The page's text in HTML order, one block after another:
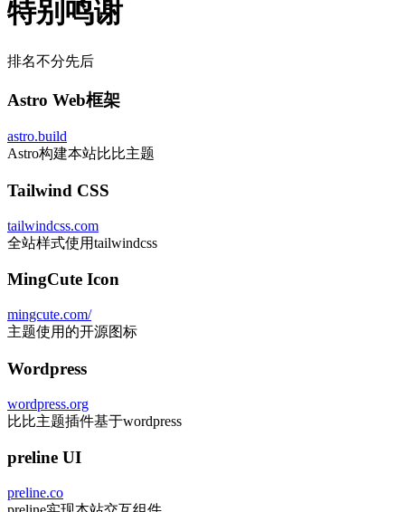
自动滚动字幕
特别鸣谢
排名不分先后
Astro Web框架
astro.build
Astro构建本站比比主题
Tailwind CSS
tailwindcss.com
全站样式使用tailwindcss
MingCute Icon
mingcute.com/
主题使用的开源图标
Wordpress
wordpress.org
比比主题插件基于wordpress
preline UI